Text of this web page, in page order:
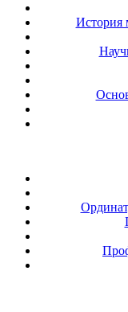
История